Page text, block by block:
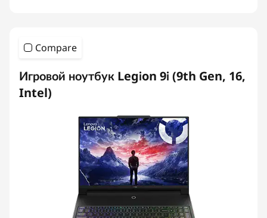
Compare
Игровой ноутбук Legion 9i (9th Gen, 16,
Intel)